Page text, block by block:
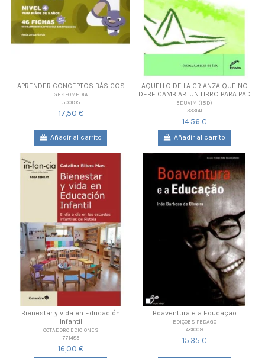
APRENDER CONCEPTOS BÁSICOS
GESFOMEDIA
590195
17,50 €
Añadir al carrito
AQUELLO DE LA CRIANZA QUE NO
DEBE CAMBIAR. UN LIBRO PARA PAD
EDUVIM (IBD)
333141
14,56 €
Añadir al carrito
Bienestar y vida en Educación
Infantil
OCTAEDRO EDICIONES
771485
16,00 €
Boaventura e a Educação
EDIÇOES PEDAGO
481009
15,35 €